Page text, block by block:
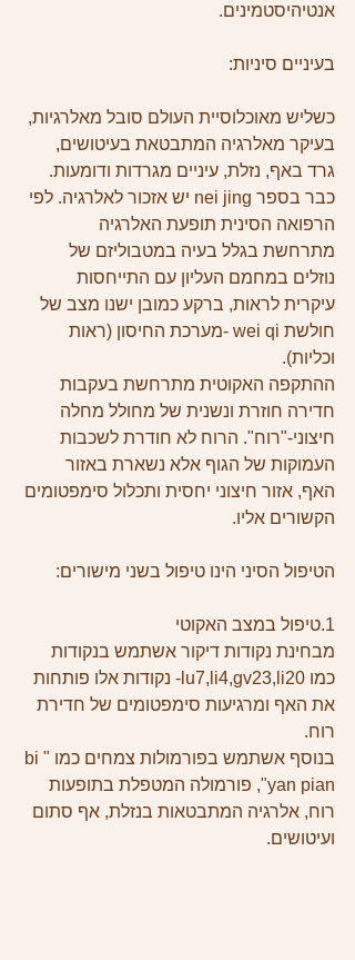
אנטיהיסטמינים.
בעיניים סיניות:
כשליש מאוכלוסיית העולם סובל מאלרגיות,
בעיקר מאלרגיה המתבטאת בעיטושים,
גרד באף, נזלת, עיניים מגרדות ודומעות.
כבר בספר nei jing יש אזכור לאלרגיה. לפי
הרפואה הסינית תופעת האלרגיה
מתרחשת בגלל בעיה במטבוליזם של
נוזלים במחמם העליון עם התייחסות
עיקרית לראות, ברקע כמובן ישנו מצב של
חולשת wei qi -מערכת החיסון (ראות
וכליות).
ההתקפה האקוטית מתרחשת בעקבות
חדירה חוזרת ונשנית של מחולל מחלה
חיצוני-"רוח". הרוח לא חודרת לשכבות
העמוקות של הגוף אלא נשארת באזור
האף, אזור חיצוני יחסית ותכלול סימפטומים
הקשורים אליו.
הטיפול הסיני הינו טיפול בשני מישורים:
1.טיפול במצב האקוטי
מבחינת נקודות דיקור אשתמש בנקודות
כמו lu7,li4,gv23,li20- נקודות אלו פותחות
את האף ומרגיעות סימפטומים של חדירת
רוח.
בנוסף אשתמש בפורמולות צמחים כמו "bi
yan pian", פורמולה המטפלת בתופעות
רוח, אלרגיה המתבטאות בנזלת, אף סתום
ועיטושים.